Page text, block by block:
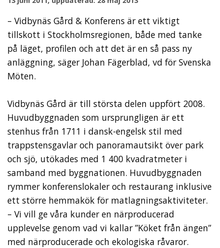
– Vidbynäs Gård & Konferens är ett viktigt
tillskott i Stockholmsregionen, både med tanke
på läget, profilen och att det är en så pass ny
anläggning, säger Johan Fägerblad, vd för Svenska
Möten.
Vidbynäs Gård är till största delen uppfört 2008.
Huvudbyggnaden som ursprungligen är ett
stenhus från 1711 i dansk-engelsk stil med
trappstensgavlar och panoramautsikt över park
och sjö, utökades med 1 400 kvadratmeter i
samband med byggnationen. Huvudbyggnaden
rymmer konferenslokaler och restaurang inklusive
ett större hemmakök för matlagningsaktiviteter.
– Vi vill ge våra kunder en närproducerad
upplevelse genom vad vi kallar ”Köket från ängen”
med närproducerade och ekologiska råvaror.